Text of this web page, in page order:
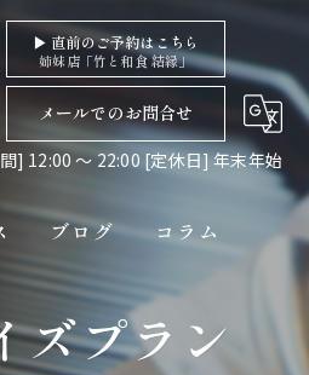
▶ 直前のご予約はこちら
姉妹店「竹と和食 結縁」
メールでのお問合せ
] 12:00 〜 22:00 [定休日] 年末年始
ブログ コラム
ズプラン